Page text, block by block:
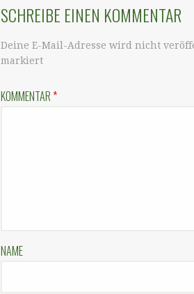
SCHREIBE EINEN KOMMENTAR
Deine E-Mail-Adresse wird nicht
markiert
KOMMENTAR*
NAME